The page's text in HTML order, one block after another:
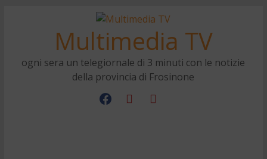
Multimedia TV
ogni sera un telegiornale di 3 minuti con le notizie
della provincia di Frosinone